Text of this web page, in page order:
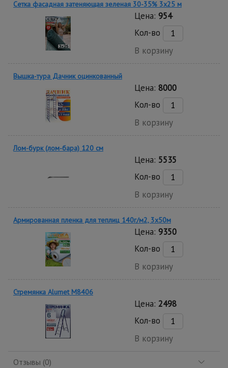
Сетка фасадная затеняющая зеленая 30-35% 3х25 м
Цена: 954
Кол-во
В корзину
Вышка-тура Дачник оцинкованный
Цена: 8000
Кол-во
В корзину
Лом-бурк (лом-бара) 120 см
Цена: 5535
Кол-во
В корзину
Армированная пленка для теплиц 140г/м2, 3х50м
Цена: 9350
Кол-во
В корзину
Стремянка Alumet M8406
Цена: 2498
Кол-во
В корзину
Отзывы (0)